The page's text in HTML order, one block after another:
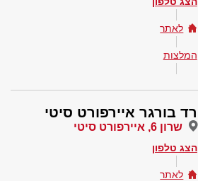
לאתר
המלצות
רד בורגר איירפורט סיטי
שרון 6, איירפורט סיטי
הצג טלפון
לאתר